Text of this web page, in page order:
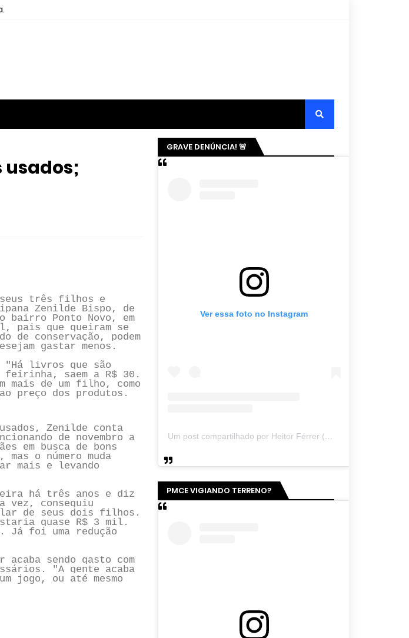
usados;
seus três filhos e
Zenilde Bispo, de
bairro Ponto Novo, em
pais que queiram se
de conservação, podem
gastar menos.
"Há livros que são
saem a R$ 30.
mais de um filho, como
preço dos produtos.
Zenilde conta
de novembro a
em busca de bons
o número muda
mais e levando
há três anos e diz
vez, conseguiu
de seus dois filhos.
quase R$ 3 mil.
Já foi uma redução
acaba sendo gasto com
"A gente acaba
jogo, ou até mesmo
GRAVE DENÚNCIA! 🚨
Ver essa foto no Instagram
Um post compartilhado por Heitor Férrer (@heitor_ferrer77)
PMCE VIGIANDO TERRENO?